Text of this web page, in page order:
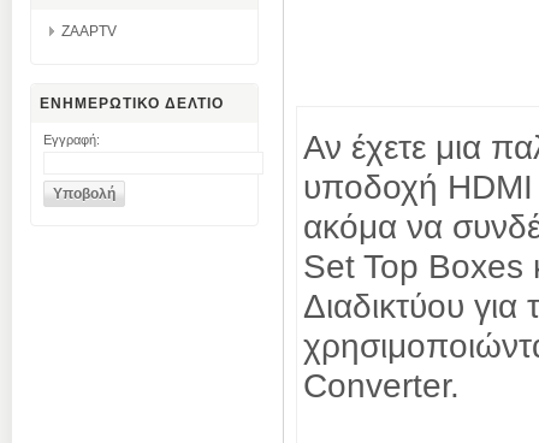
ZAAPTV
ΕΝΗΜΕΡΩΤΙΚΟ ΔΕΛΤΙΟ
Εγγραφή:
Αν έχετε μια
υποδοχή HDMI
ακόμα να
Set Top Boxes
Διαδικτύου
Converter.